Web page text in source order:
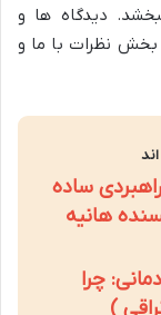
دیدگاه ها و
بخش نظرات با ما و
ساده
هانیه
چرا
)